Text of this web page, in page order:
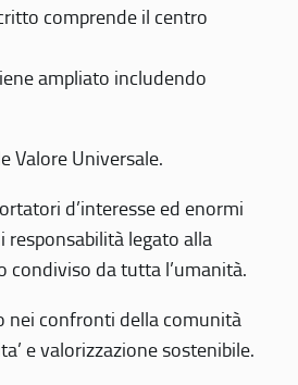
comprende il centro
ampliato includendo
Valore Universale.
d’interesse ed enormi
responsabilità legato alla
condiviso da tutta l’umanità.
nei confronti della comunità
e valorizzazione sostenibile.